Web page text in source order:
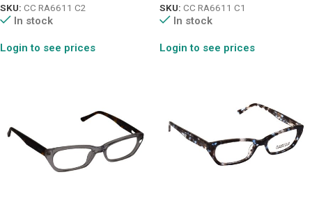
SKU: CC RA6611 C2
In stock
Login to see prices
SKU: CC RA6611 C1
In stock
Login to see prices